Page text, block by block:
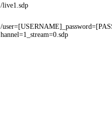
/live1.sdp
/
hannel=1_stream=0.sdp